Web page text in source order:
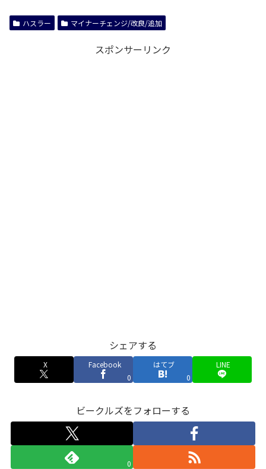
ハスラー マイナーチェンジ/改良/追加
スポンサーリンク
シェアする
X
Facebook
0
はてブ
0
LINE
ビークルズをフォローする
0